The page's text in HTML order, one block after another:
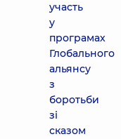
участь
у
програмах
Глобального
альянсу
з
боротьби
зі
сказом